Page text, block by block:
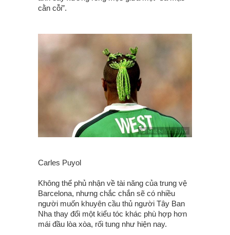
cằn cỗi”.
Carles Puyol
Không thể phủ nhận về tài năng của trung vệ
Barcelona, nhưng chắc chắn sẽ có nhiều
người muốn khuyên cầu thủ người Tây Ban
Nha thay đổi một kiểu tóc khác phù hợp hơn
mái đầu lòa xòa, rối tung như hiện nay.